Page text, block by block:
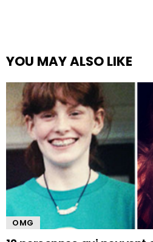
YOU MAY ALSO LIKE
OMG